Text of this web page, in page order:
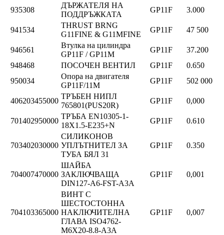
935308
ДЪРЖАТЕЛЯ НА
ПОДДРЪЖКАТА
GP11F 3.000
941534
THRUST BRNG
G11FINE & G11MFINE
GP11F 47 500
946561
Втулка на цилиндра
GP11F / GP11M
GP11F
37.200
948468
ПОСОЧЕН ВЕНТИЛ GP11F
0.650
950034
Опора на двигателя
GP11F/11M
GP11F 502 000
406203455000
ТРЪБЕН НИПЛ
765801(PUS20R)
GP11F 0,000
701402950000
ТРЪБА EN10305-1-
18X1.5-E235+N
GP11F 0.610
703402030000
СИЛИКОНОВ
УПЛЪТНИТЕЛ ЗА
ТУБА БЯЛ 31
GP11F 0.350
704007470000
ШАЙБА
ЗАКЛЮЧВАЩА
DIN127-A6-FST-A3A
GP11F 0,001
704103365000
ВИНТ С
ШЕСТОСТОННА
НАКЛЮЧИТЕЛНА
ГЛАВА ISO4762-
M6X20-8.8-A3A
GP11F 0,007